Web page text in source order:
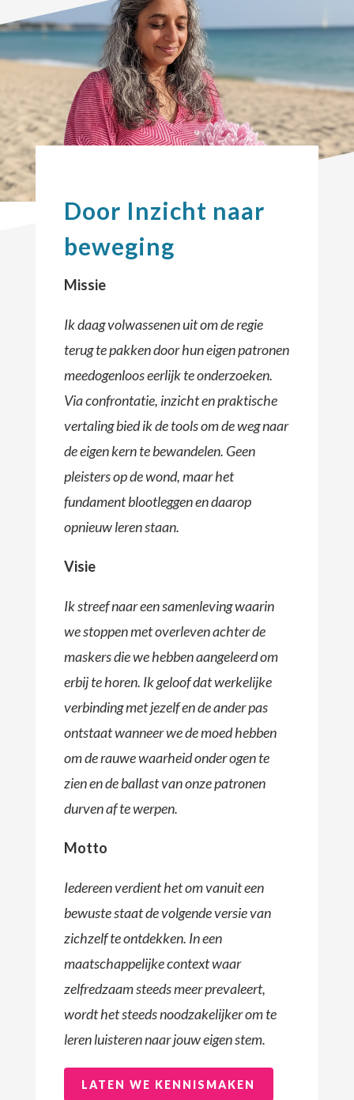
Door Inzicht naar
beweging
Missie
Ik daag volwassenen uit om de regie
terug te pakken door hun eigen patronen
meedogenloos eerlijk te onderzoeken.
Via confrontatie, inzicht en praktische
vertaling bied ik de tools om de weg naar
de eigen kern te bewandelen. Geen
pleisters op de wond, maar het
fundament blootleggen en daarop
opnieuw leren staan.
Visie
Ik streef naar een samenleving waarin
we stoppen met overleven achter de
maskers die we hebben aangeleerd om
erbij te horen. Ik geloof dat werkelijke
verbinding met jezelf en de ander pas
ontstaat wanneer we de moed hebben
om de rauwe waarheid onder ogen te
zien en de ballast van onze patronen
durven af te werpen.
Motto
Iedereen verdient het om vanuit een
bewuste staat de volgende versie van
zichzelf te ontdekken. In een
maatschappelijke context waar
zelfredzaam steeds meer prevaleert,
wordt het steeds noodzakelijker om te
leren luisteren naar jouw eigen stem.
LATEN WE KENNISMAKEN